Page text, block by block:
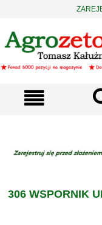
306 WSPORNIK